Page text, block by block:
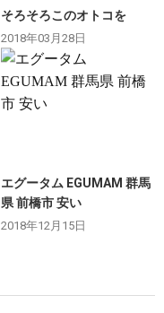
そろそろこのオトコを
2018年03月28日
エグータム EGUMAM 群馬
県 前橋市 安い
2018年12月15日